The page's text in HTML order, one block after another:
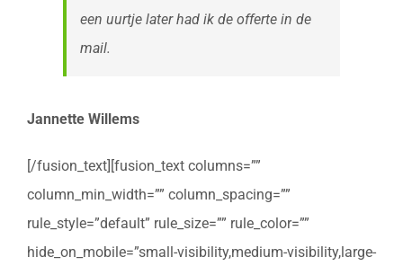
een uurtje later had ik de offerte in de
mail.
Jannette Willems
[/fusion_text][fusion_text columns=””
column_min_width=”” column_spacing=””
rule_style=”default” rule_size=”” rule_color=””
hide_on_mobile=”small-visibility,medium-visibility,large-